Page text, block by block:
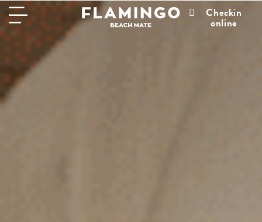
Checkin
online